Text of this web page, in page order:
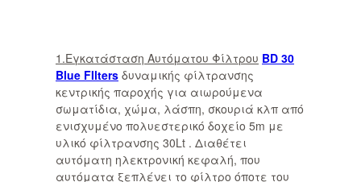
1.Εγκατάσταση Αυτόματου Φίλτρου BD 30
Blue FIlters δυναμικής φίλτρανσης
κεντρικής παροχής για αιωρούμενα
σωματίδια, χώμα, λάσπη, σκουριά κλπ από
ενισχυμένο πολυεστερικό δοχείο 5m με
υλικό φίλτρανσης 30Lt . Διαθέτει
αυτόματη ηλεκτρονική κεφαλή, που
αυτόματα ξεπλένει το φίλτρο όποτε του